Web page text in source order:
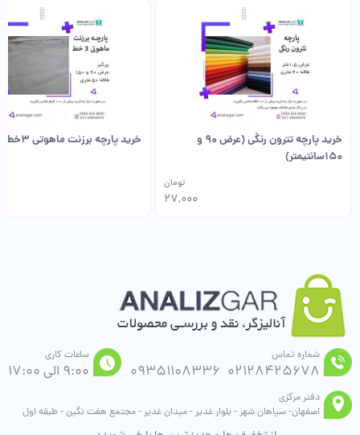
خرید پارچه تترون رنگی (عرض 90 و
150سانتیمتر)
27,000
تومان
خرید پارچه برزنت ماهوتی 3خط
شماره تماس
02128425678
09351108336
ساعات کاری
9:00 الی 17:00
دفتر مرکزی
اصفهان- سپاهان شهر - بلوار غدیر - میدان غدیر - مجتمع هفت نگین - طبقه اول